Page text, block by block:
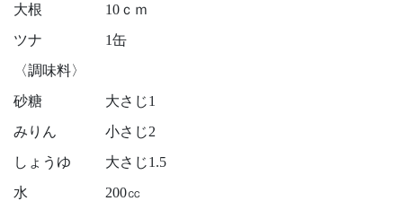
大根
10ｃｍ
ツナ
1缶
〈調味料〉
砂糖
大さじ1
みりん
小さじ2
しょうゆ
大さじ1.5
水
200㏄